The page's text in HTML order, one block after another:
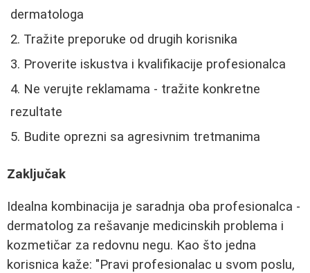
dermatologa
Tražite preporuke od drugih korisnika
Proverite iskustva i kvalifikacije profesionalca
Ne verujte reklamama - tražite konkretne
rezultate
Budite oprezni sa agresivnim tretmanima
Zaključak
Idealna kombinacija je saradnja oba profesionalca -
dermatolog za rešavanje medicinskih problema i
kozmetičar za redovnu negu. Kao što jedna
korisnica kaže: "Pravi profesionalac u svom poslu,